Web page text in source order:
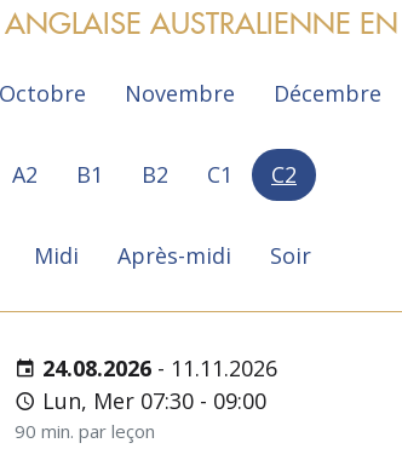
AUSTRALIENNE
Octobre Novembre Décembre
A2 B1 B2 C1 C2
Midi Après-midi Soir
24.08.2026 - 11.11.2026
Lun, Mer 07:30 - 09:00
90 min. par leçon